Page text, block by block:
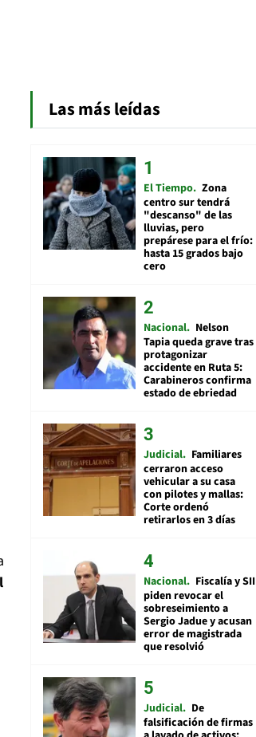
Las más leídas
El Tiempo Zona
centro sur tendrá
"descanso" de las
lluvias, pero
prepárese para el frío:
hasta 15 grados bajo
cero
Nacional Nelson
Tapia queda grave tras
protagonizar
accidente en Ruta 5:
Carabineros confirma
estado de ebriedad
Judicial Familiares
cerraron acceso
vehicular a su casa
con pilotes y mallas:
Corte ordenó
retirarlos en 3 días
Nacional Fiscalía y SII
piden revocar el
sobreseimiento a
Sergio Jadue y acusan
error de magistrada
que resolvió
Judicial De
falsificación de firmas